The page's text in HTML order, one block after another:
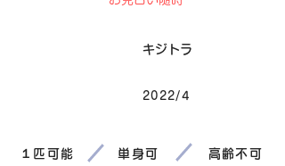
キジトラ
2022/4
１匹可能 単身可 高齢不可